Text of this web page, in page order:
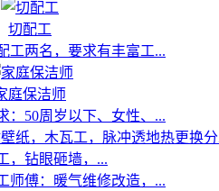
切配工
工两名，要求有丰富工...
庭保洁师
：50周岁以下、女性、...
，钻眼砸墙，...
师傅：暖气维修改造，...